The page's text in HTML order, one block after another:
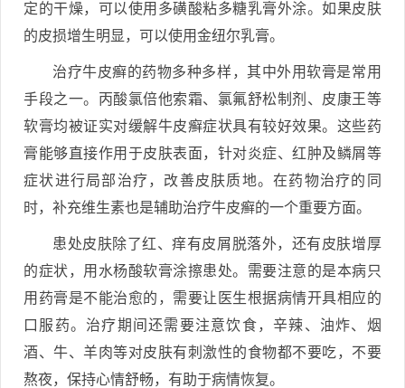
定的干燥，可以使用多磺酸粘多糖乳膏外涂。如果皮肤
的皮损增生明显，可以使用金纽尔乳膏。
治疗牛皮癣的药物多种多样，其中外用软膏是常用
手段之一。丙酸氯倍他索霜、氯氟舒松制剂、皮康王等
软膏均被证实对缓解牛皮癣症状具有较好效果。这些药
膏能够直接作用于皮肤表面，针对炎症、红肿及鳞屑等
症状进行局部治疗，改善皮肤质地。在药物治疗的同
时，补充维生素也是辅助治疗牛皮癣的一个重要方面。
患处皮肤除了红、痒有皮屑脱落外，还有皮肤增厚
的症状，用水杨酸软膏涂擦患处。需要注意的是本病只
用药膏是不能治愈的，需要让医生根据病情开具相应的
口服药。治疗期间还需要注意饮食，辛辣、油炸、烟
酒、牛、羊肉等对皮肤有刺激性的食物都不要吃，不要
熬夜，保持心情舒畅，有助于病情恢复。